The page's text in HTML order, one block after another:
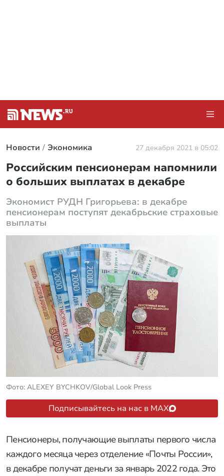
Новости Экономика 27 декабря 2021 в 05:02
Российским пенсионерам напомнили
о больших выплатах в декабре
Экономист РУДН Григорьева: в декабре
пенсионерам поступят декабрьские страховые
выплаты
Фото: ALEXEY BYCHKOV/Global Look Press
Подписывайтесь на нас в MAX
Пенсионеры, получающие выплаты первого числа
каждого месяца через отделение «Почты России»,
в декабре получат деньги за январь 2022 года. Это